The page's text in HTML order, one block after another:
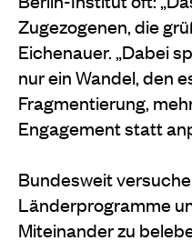
Zugezogenen, die
Eichenauer. „Dabei
nur ein Wandel, den
Fragmentierung,
Engagement statt
Bundesweit
Länderprogramme
Miteinander zu